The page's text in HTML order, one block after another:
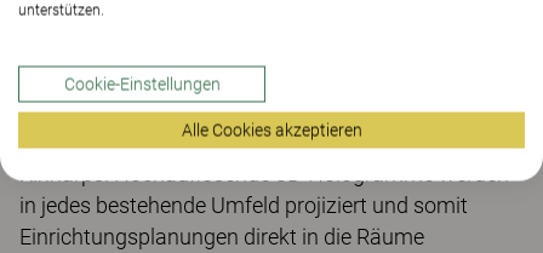
Grenzen zwischen realer Umgebung und virtueller
genannten Mixed Reality. Benötigt wird für das
virtuelle Erlebnis nur die entsprechende transparente
Brille mit der Software des Kooperationspartners von
in jedes bestehende Umfeld projiziert und somit
Einrichtungsplanungen direkt in die Räume
unterstützen.
Cookie-Einstellungen
Alle Cookies akzeptieren